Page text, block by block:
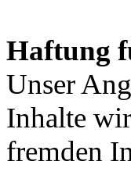
Haftung
Unser
Inhalte
fremden